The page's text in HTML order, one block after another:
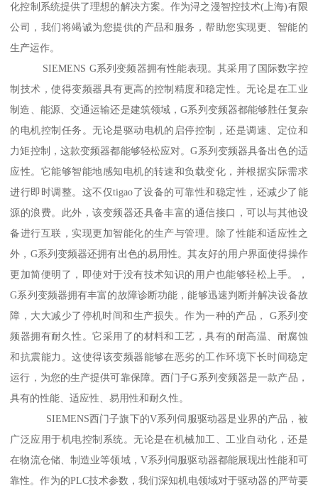
化控制系统提供了理想的解决方案。作为浔之漫智控技术(上海)有限
公司，我们将竭诚为您提供的产品和服务，帮助您实现更、智能的
生产运作。
SIEMENS G系列变频器拥有性能表现。其采用了国际数字控
制技术，使得变频器具有更高的控制精度和稳定性。无论是在工业
制造、能源、交通运输还是建筑领域，G系列变频器都能够胜任复杂
的电机控制任务。无论是驱动电机的启停控制，还是调速、定位和
力矩控制，这款变频器都能够轻松应对。G系列变频器具备出色的适
应性。它能够智能地感知电机的转速和负载变化，并根据实际需求
进行即时调整。这不仅tigao了设备的可靠性和稳定性，还减少了能
源的浪费。此外，该变频器还具备丰富的通信接口，可以与其他设
备进行互联，实现更加智能化的生产与管理。除了性能和适应性之
外，G系列变频器还拥有出色的易用性。其友好的用户界面使得操作
更加简便明了，即使对于没有技术知识的用户也能够轻松上手。，
G系列变频器拥有丰富的故障诊断功能，能够迅速判断并解决设备故
障，大大减少了停机时间和生产损失。作为一种的产品， G系列变
频器拥有耐久性。它采用了的材料和工艺，具有的耐高温、耐腐蚀
和抗震能力。这使得该变频器能够在恶劣的工作环境下长时间稳定
运行，为您的生产提供可靠保障。西门子G系列变频器是一款产品，
具有的性能、适应性、易用性和耐久性。
SIEMENS西门子旗下的V系列伺服驱动器是业界的产品，被
广泛应用于机电控制系统。无论是在机械加工、工业自动化，还是
在物流仓储、制造业等领域，V系列伺服驱动器都能展现出性能和可
靠性。作为的PLC技术参数，我们深知机电领域对于驱动器的严苛要